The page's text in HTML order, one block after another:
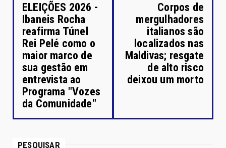
ELEIÇÕES 2026 -
Ibaneis Rocha
reafirma Túnel
Rei Pelé como o
maior marco de
sua gestão em
entrevista ao
Programa "Vozes
da Comunidade"
Corpos de
mergulhadores
italianos são
localizados nas
Maldivas; resgate
de alto risco
deixou um morto
PESQUISAR